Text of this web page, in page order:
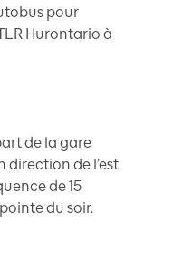
pour
Hurontario à
de la gare
direction de l’est
de 15
du soir.